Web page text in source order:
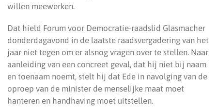
willen meewerken.
Dat hield Forum voor Democratie-raadslid Glasmacher
donderdagavond in de laatste raadsvergadering van het
jaar niet tegen om er alsnog vragen over te stellen. Naar
aanleiding van een concreet geval, dat hij niet bij naam
en toenaam noemt, stelt hij dat Ede in navolging van de
oproep van de minister de menselijke maat moet
hanteren en handhaving moet uitstellen.